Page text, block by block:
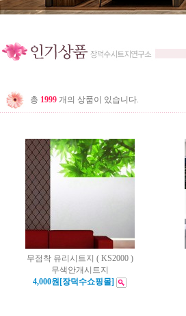
총 1999 개의 상품이 있습니다.
무점착 유리시트지 ( KS2000 )
무색안개시트지
4,000원[장덕수쇼핑몰]